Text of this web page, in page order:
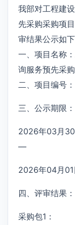
我部对工程建
先采购采购项
审结果公示如下
一、项目名称
询服务预先采购
二、项目编号
三、公示期限：
2026年03月
—
2026年04月01
四、评审结果：
采购包1：